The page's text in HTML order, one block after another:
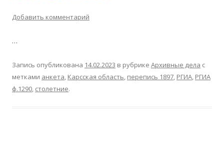
Добавить комментарий
…
Запись опубликована 14.02.2023 в рубрике Архивные дела с
метками анкета, Карсская область, перепись 1897, РГИА, РГИА
ф.1290, столетние.